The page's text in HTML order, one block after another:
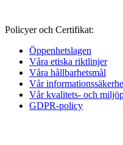
Policyer och Certifikat:
Öppenhetslagen
Våra etiska riktlinjer
Våra hållbarhetsmål
Vår
Vår kvalitets- och
GDPR-policy